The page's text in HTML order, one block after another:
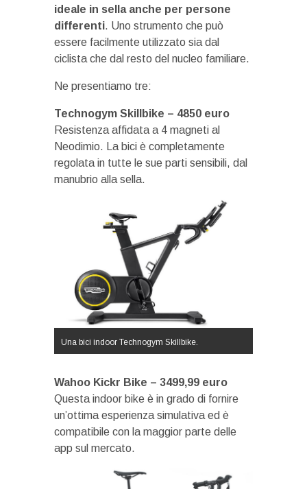
ideale in sella anche per persone
differenti. Uno strumento che può
essere facilmente utilizzato sia dal
ciclista che dal resto del nucleo familiare.
Ne presentiamo tre:
Technogym Skillbike – 4850 euro
Resistenza affidata a 4 magneti al
Neodimio. La bici è completamente
regolata in tutte le sue parti sensibili, dal
manubrio alla sella.
Una bici indoor Technogym Skillbike.
Wahoo Kickr Bike – 3499,99 euro
Questa indoor bike è in grado di fornire
un’ottima esperienza simulativa ed è
compatibile con la maggior parte delle
app sul mercato.